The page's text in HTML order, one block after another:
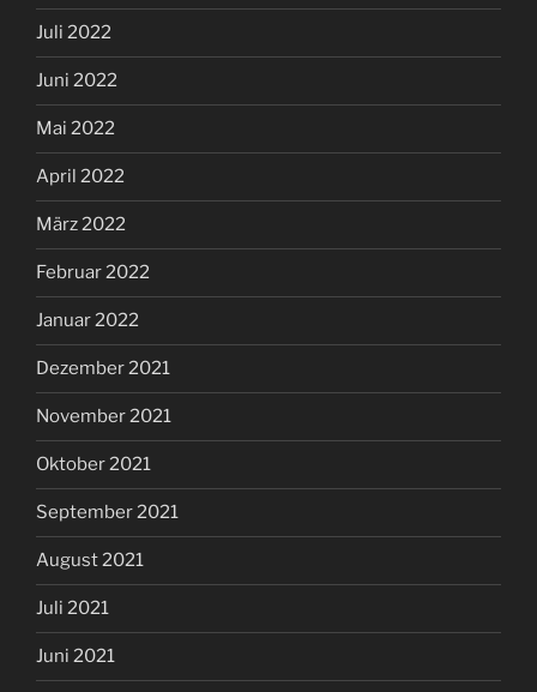
Juli 2022
Juni 2022
Mai 2022
April 2022
März 2022
Februar 2022
Januar 2022
Dezember 2021
November 2021
Oktober 2021
September 2021
August 2021
Juli 2021
Juni 2021